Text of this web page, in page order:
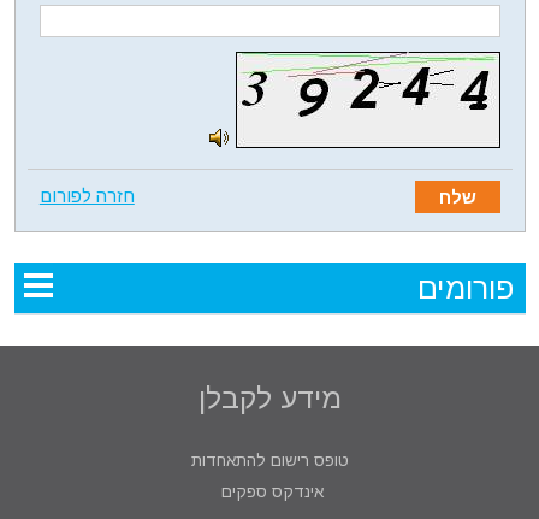
חזרה לפורום
פורומים
מידע לקבלן
טופס רישום להתאחדות
אינדקס ספקים